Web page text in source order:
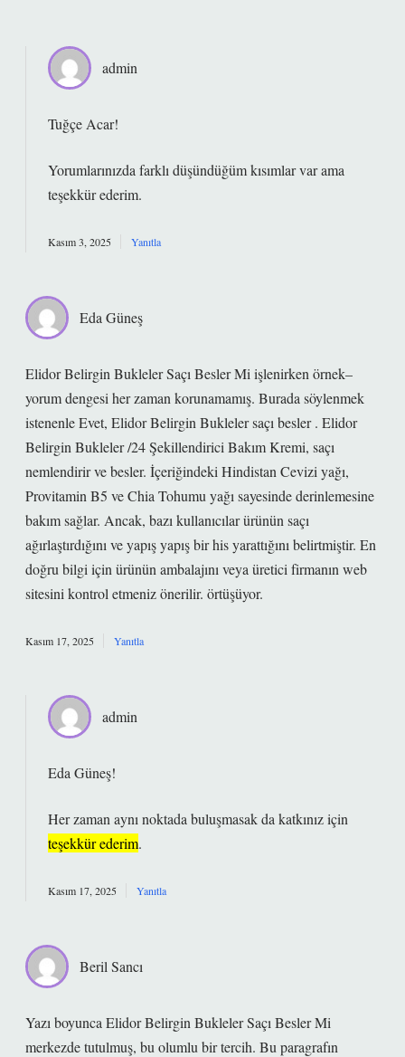
admin
Tuğçe Acar!
Yorumlarınızda farklı düşündüğüm kısımlar var ama
teşekkür ederim.
Kasım 3, 2025 Yanıtla
Eda Güneş
Elidor Belirgin Bukleler Saçı Besler Mi işlenirken örnek–
yorum dengesi her zaman korunamamış. Burada söylenmek
istenenle Evet, Elidor Belirgin Bukleler saçı besler . Elidor
Belirgin Bukleler /24 Şekillendirici Bakım Kremi, saçı
nemlendirir ve besler. İçeriğindeki Hindistan Cevizi yağı,
Provitamin B5 ve Chia Tohumu yağı sayesinde derinlemesine
bakım sağlar. Ancak, bazı kullanıcılar ürünün saçı
ağırlaştırdığını ve yapış yapış bir his yarattığını belirtmiştir. En
doğru bilgi için ürünün ambalajını veya üretici firmanın web
sitesini kontrol etmeniz önerilir. örtüşüyor.
Kasım 17, 2025 Yanıtla
admin
Eda Güneş!
Her zaman aynı noktada buluşmasak da katkınız için
teşekkür ederim.
Kasım 17, 2025 Yanıtla
Beril Sancı
Yazı boyunca Elidor Belirgin Bukleler Saçı Besler Mi
merkezde tutulmuş, bu olumlu bir tercih. Bu paragrafın